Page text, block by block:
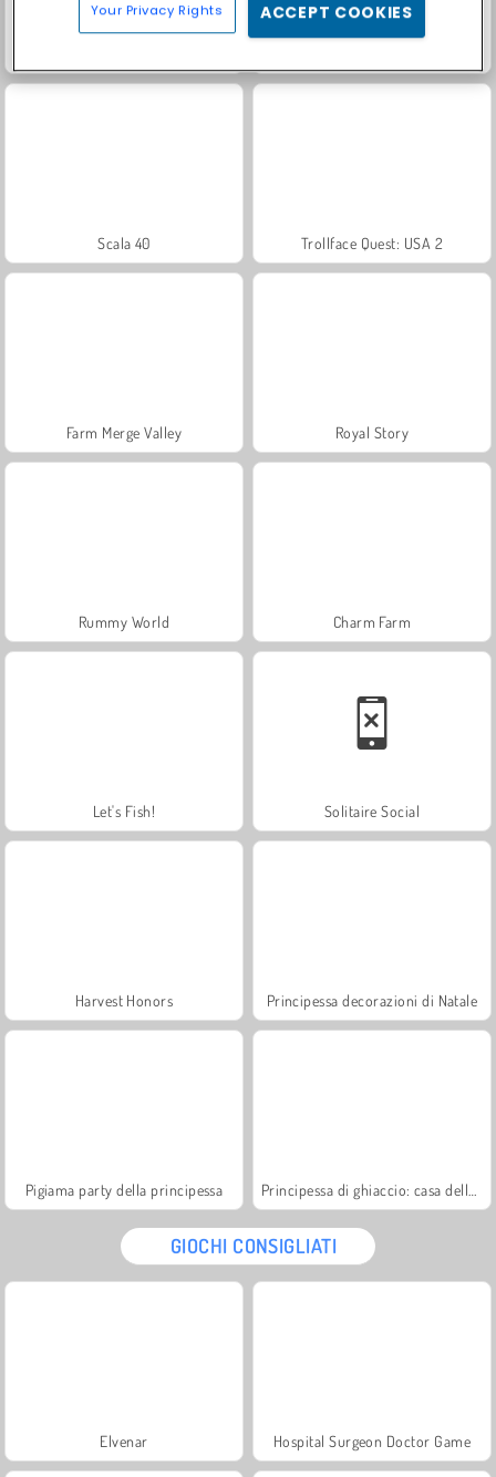
Scala 40 Trollface Quest: USA 2
Farm Merge Valley Royal Story
Rummy World Charm Farm
Let's Fish! Solitaire Social
Harvest Honors Principessa decorazioni di Natale
Pigiama party della principessa
GIOCHI CONSIGLIATI
Elvenar Hospital Surgeon Doctor Game
Your Privacy Rights ACCEPT COOKIES